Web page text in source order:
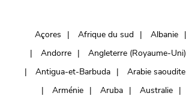
Açores Afrique du sud Albanie
Andorre
Angleterre (Royaume-Uni)
Antigua-et-Barbuda
Arabie saoudite
Arménie
Aruba Australie